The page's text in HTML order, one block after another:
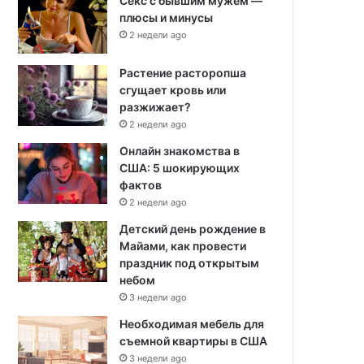
плюсы и минусы
2 недели ago
Растение расторопша
сгущает кровь или
разжижает?
2 недели ago
Онлайн знакомства в
США: 5 шокирующих
фактов
2 недели ago
Детский день рождение в
Майами, как провести
праздник под открытым
небом
3 недели ago
Необходимая мебель для
съемной квартиры в США
3 недели ago